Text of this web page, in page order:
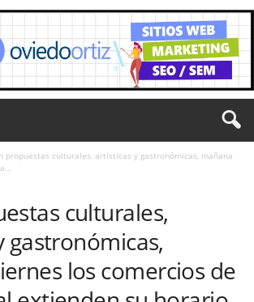
propuestas culturales, artísticas y gastronómicas, mañana
culturales,
gastronómicas,
los comercios de